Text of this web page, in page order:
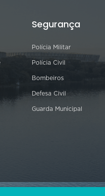
Segurança
Polícia Militar
Polícia Civil
Bombeiros
Defesa Civil
Guarda Municipal